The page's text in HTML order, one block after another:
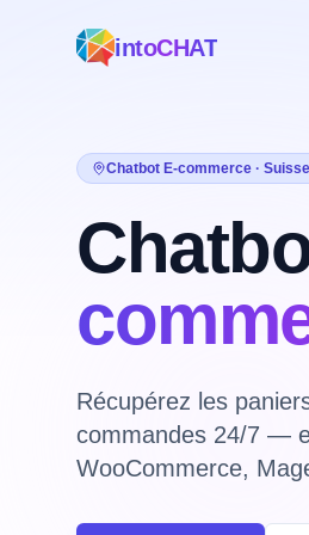
intoCHAT
Chatbot E-commerce · Suisse
Récupérez les
commandes 24/7 —
WooCommerce,